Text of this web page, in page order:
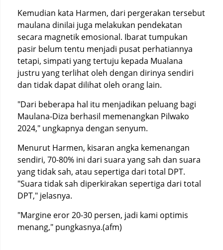
Kemudian kata Harmen, dari pergerakan tersebut
maulana dinilai juga melakukan pendekatan
secara magnetik emosional. Ibarat tumpukan
pasir belum tentu menjadi pusat perhatiannya
tetapi, simpati yang tertuju kepada Mualana
justru yang terlihat oleh dengan dirinya sendiri
dan tidak dapat dilihat oleh orang lain.
"Dari beberapa hal itu menjadikan peluang bagi
Maulana-Diza berhasil memenangkan Pilwako
2024," ungkapnya dengan senyum.
Menurut Harmen, kisaran angka kemenangan
sendiri, 70-80% ini dari suara yang sah dan suara
yang tidak sah, atau sepertiga dari total DPT.
"Suara tidak sah diperkirakan sepertiga dari total
DPT," jelasnya.
"Margine eror 20-30 persen, jadi kami optimis
menang," pungkasnya.(afm)